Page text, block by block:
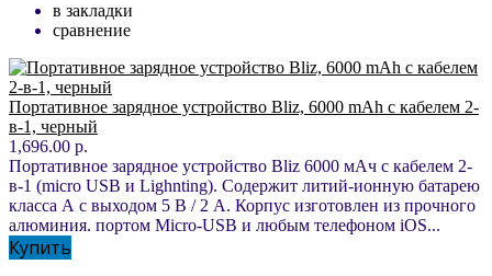
в закладки
сравнение
Портативное зарядное устройство Bliz, 6000 mAh с кабелем 2-
в-1, черный
1,696.00 р.
Портативное зарядное устройство Bliz 6000 мАч с кабелем 2-
в-1 (micro USB и Lighnting). Содержит литий-ионную батарею
класса А с выходом 5 В / 2 A. Корпус изготовлен из прочного
алюминия. портом Micro-USB и любым телефоном iOS...
Купить